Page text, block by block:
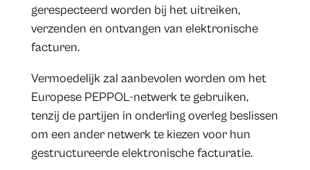
gerespecteerd worden bij het uitreiken,
verzenden en ontvangen van elektronische
facturen.
Vermoedelijk zal aanbevolen worden om het
Europese PEPPOL-netwerk te gebruiken,
tenzij de partijen in onderling overleg beslissen
om een ander netwerk te kiezen voor hun
gestructureerde elektronische facturatie.